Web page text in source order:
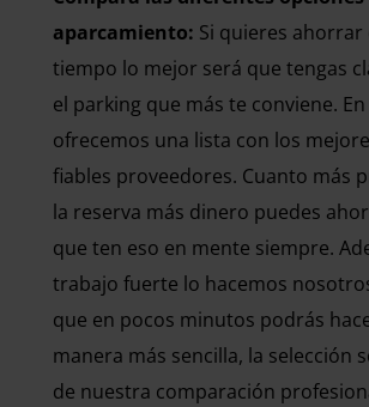
aparcamiento: Si quieres
tiempo lo mejor será que tengas
el parking que más te conviene.
ofrecemos una lista con los
fiables proveedores. Cuanto más
la reserva más dinero puedes
que ten eso en mente siempre.
trabajo fuerte lo hacemos
que en pocos minutos podrás
manera más sencilla, la selección
de nuestra comparación